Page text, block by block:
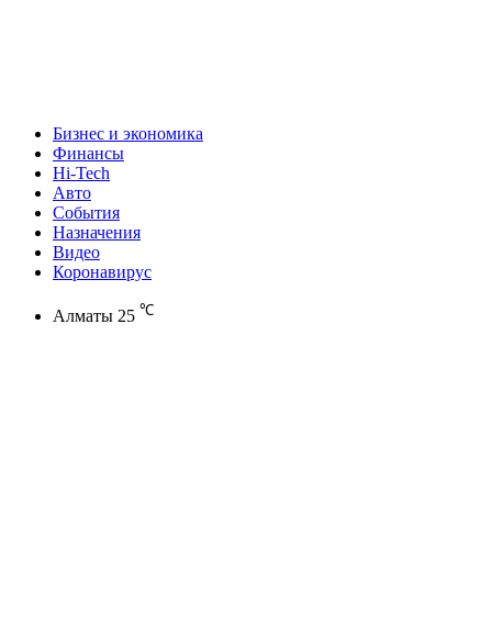
Бизнес и экономика
Финансы
Hi-Tech
Авто
События
Назначения
Видео
Коронавирус
Алматы 25 ℃